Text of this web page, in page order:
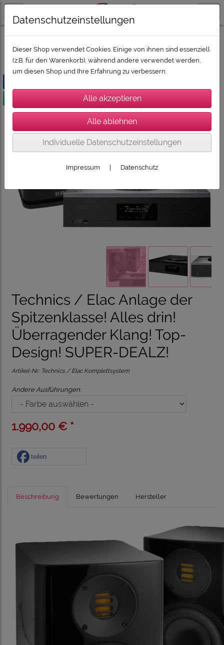
SUPER-DEALZ 2026 SUPER-DEALZ 2026: Boxen und HiFi
Technics / Elac Anlage der
Spitzenklasse! Alles drin!
Überragender Klang! Top-
Design! SUPER-DEALZ!
Artikel-Nr.: Technics / Elac Komplettsystem
Andere Ausführungen:
1.990,00 € *
teilen
Beschreibung Bewertungen Hersteller
Datenschutzeinstellungen
Dieser Shop verwendet Cookies. Einige von ihnen sind essenziell
(z.B. für den Warenkorb), während andere verwendet werden,
um diesen Shop und Ihre Erfahrung zu verbessern.
Individuelle Datenschutzeinstellungen
Impressum Datenschutz